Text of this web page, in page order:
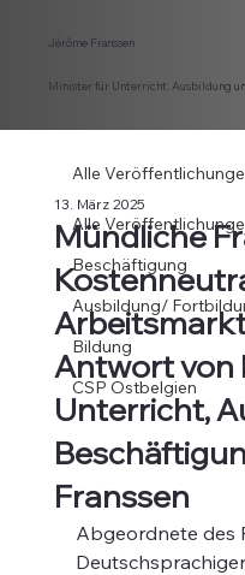
Minister für Unterricht, Ausbildung
Jérôme Franssen
Alle
Beschäftigung
Ausbildung/
Bildung
CSP Ostbelgien
Alle
Mündliche
Antwort von
Unterricht,
Franssen
13. März 2025
Abgeordnete des